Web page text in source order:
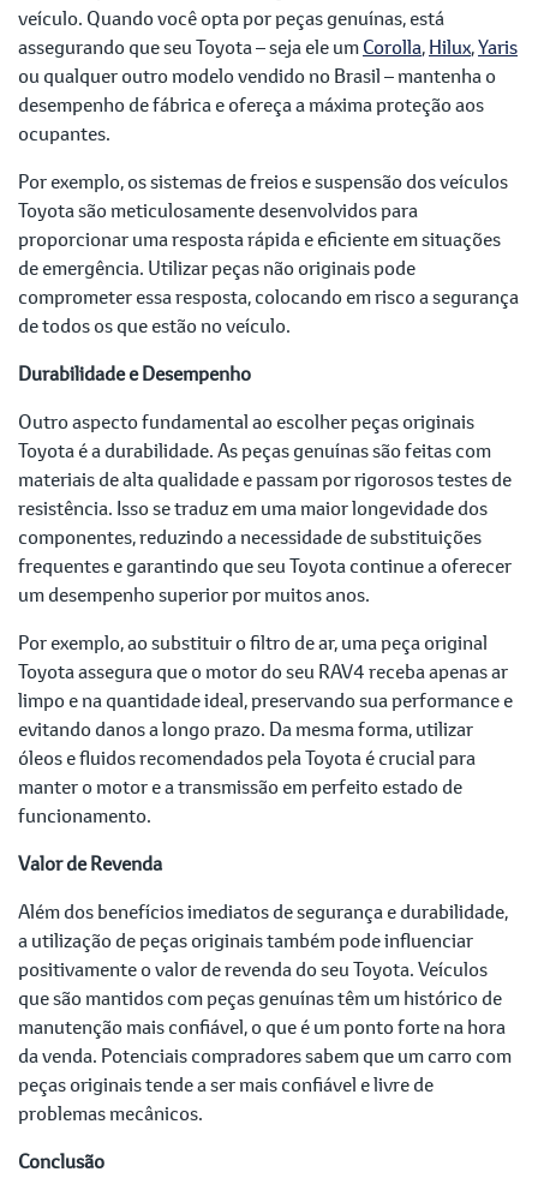
veículo. Quando você opta por peças genuínas, está
assegurando que seu Toyota – seja ele umCorolla,Hilux,Yaris
ou qualquer outro modelo vendido no Brasil – mantenha o
desempenho de fábrica e ofereça a máxima proteção aos
ocupantes.
Por exemplo, os sistemas de freios e suspensão dos veículos
Toyota são meticulosamente desenvolvidos para
proporcionar uma resposta rápida e eficiente em situações
de emergência. Utilizar peças não originais pode
comprometer essa resposta, colocando em risco a segurança
de todos os que estão no veículo.
Durabilidade e Desempenho
Outro aspecto fundamental ao escolher peças originais
Toyota é a durabilidade. As peças genuínas são feitas com
materiais de alta qualidade e passam por rigorosos testes de
resistência. Isso se traduz em uma maior longevidade dos
componentes, reduzindo a necessidade de substituições
frequentes e garantindo que seu Toyota continue a oferecer
um desempenho superior por muitos anos.
Por exemplo, ao substituir o filtro de ar, uma peça original
Toyota assegura que o motor do seu RAV4 receba apenas ar
limpo e na quantidade ideal, preservando sua performance e
evitando danos a longo prazo. Da mesma forma, utilizar
óleos e fluidos recomendados pela Toyota é crucial para
manter o motor e a transmissão em perfeito estado de
funcionamento.
Valor de Revenda
Além dos benefícios imediatos de segurança e durabilidade,
a utilização de peças originais também pode influenciar
positivamente o valor de revenda do seu Toyota. Veículos
que são mantidos com peças genuínas têm um histórico de
manutenção mais confiável, o que é um ponto forte na hora
da venda. Potenciais compradores sabem que um carro com
peças originais tende a ser mais confiável e livre de
problemas mecânicos.
Conclusão